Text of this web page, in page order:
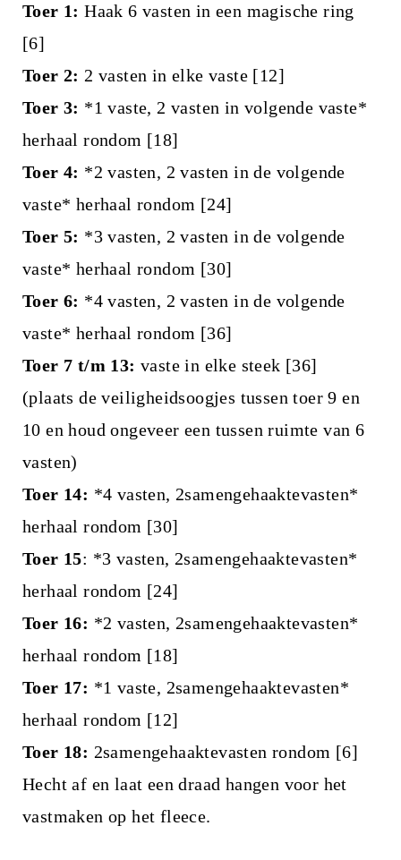
Toer 1:Haak 6 vasten in een magische ring
[6]
Toer 2: 2 vasten in elke vaste [12]
Toer 3: *1 vaste, 2 vasten in volgende vaste*
herhaal rondom [18]
Toer 4: *2 vasten, 2 vasten in de volgende
vaste* herhaal rondom [24]
Toer 5: *3 vasten, 2 vasten in de volgende
vaste* herhaal rondom [30]
Toer 6: *4 vasten, 2 vasten in de volgende
vaste* herhaal rondom [36]
Toer 7 t/m 13: vaste in elke steek [36]
(plaats de veiligheidsoogjes tussen toer 9 en
10 en houd ongeveer een tussen ruimte van 6
vasten)
Toer 14: *4 vasten, 2samengehaaktevasten*
herhaal rondom [30]
Toer 15: *3 vasten, 2samengehaaktevasten*
herhaal rondom [24]
Toer 16: *2 vasten, 2samengehaaktevasten*
herhaal rondom [18]
Toer 17: *1 vaste, 2samengehaaktevasten*
herhaal rondom [12]
Toer 18: 2samengehaaktevasten rondom [6]
Hecht af en laat een draad hangen voor het
vastmaken op het fleece.